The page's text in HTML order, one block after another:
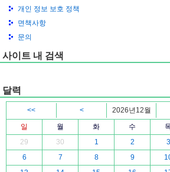
개인 정보 보호 정책
면책사항
문의
사이트 내 검색
달력
<< < 2026년12월
일
월 화 수
29
30 1 2 3
6
7 8 9